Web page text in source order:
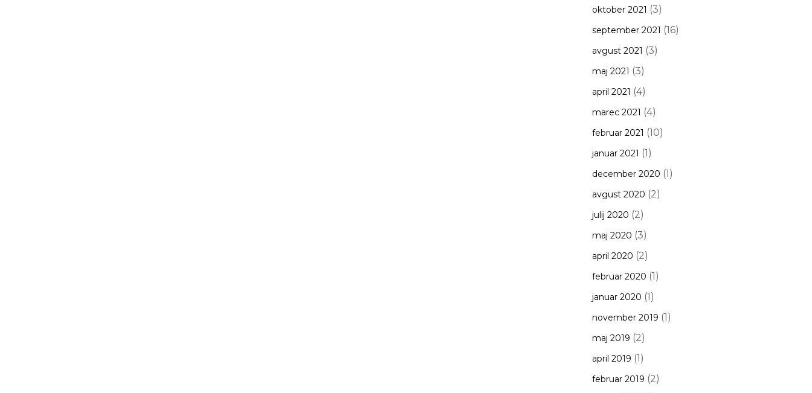
oktober 2021 (3)
september 2021 (16)
avgust 2021 (3)
maj 2021 (3)
april 2021 (4)
marec 2021 (4)
februar 2021 (10)
januar 2021 (1)
december 2020 (1)
avgust 2020 (2)
julij 2020 (2)
maj 2020 (3)
april 2020 (2)
februar 2020 (1)
januar 2020 (1)
november 2019 (1)
maj 2019 (2)
april 2019 (1)
februar 2019 (2)